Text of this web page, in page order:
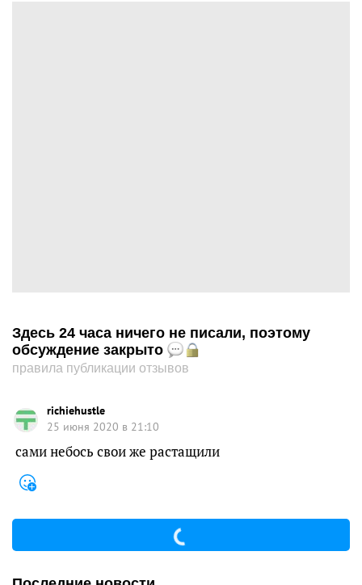
Здесь 24 часа ничего не писали, поэтому
обсуждение закрыто
правила публикации отзывов
richiehustle
25 июня 2020 в 21:10
сами небось свои же растащили